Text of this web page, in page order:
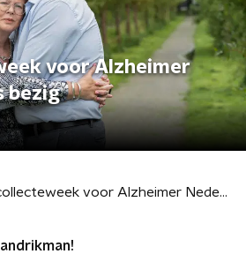
voor Alzheimer
bezig
De collecteweek voor Alzheimer Nederland is bezig